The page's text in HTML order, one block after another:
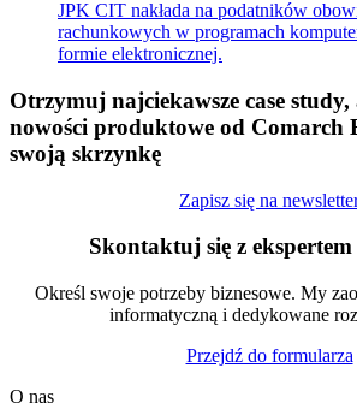
JPK CIT nakłada na podatników
rachunkowych w programach
formie elektronicznej.
Otrzymuj najciekawsze case
nowości produktowe od Comarch
swoją skrzynkę
Zapisz się na
Skontaktuj się z
Określ swoje potrzeby biznesowe. My
informatyczną i dedykowane
Przejdź do formularza
O nas